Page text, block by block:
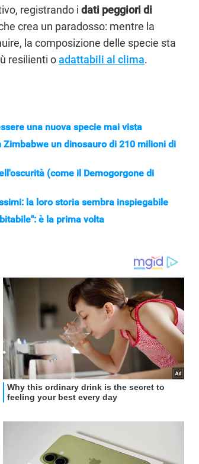
registrando i dati peggiori di
crea un paradosso: mentre la
la composizione delle specie sta
resilienti oadattabili al clima.
una nuova specie mai vista
un dinosauro di 210 milioni di
(come il Demogorgone di
la loro storia sembra inspiegabile
è la prima volta